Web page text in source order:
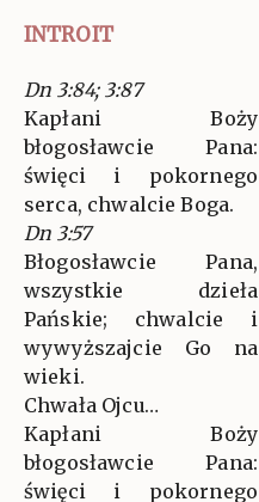
INTROIT
Dn 3:84; 3:87
Kapłani Boży
błogosławcie Pana:
święci i pokornego
serca, chwalcie Boga.
Dn 3:57
Błogosławcie Pana,
wszystkie dzieła
Pańskie; chwalcie i
wywyższajcie Go na
wieki.
Chwała Ojcu…
Kapłani Boży
błogosławcie Pana:
święci i pokornego